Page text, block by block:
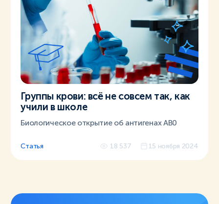
Группы крови: всё не совсем так, как
учили в школе
Биологическое открытие об антигенах АВ0
Статья 18 537 15 ноября 2024